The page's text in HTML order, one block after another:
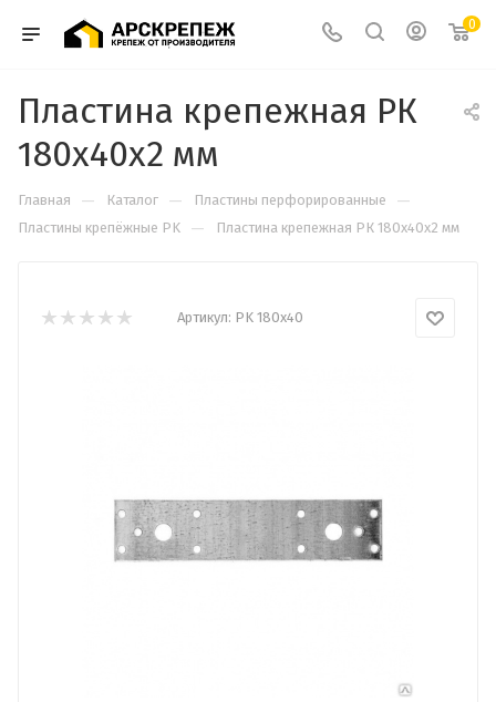
0
Пластина крепежная РК
180х40х2 мм
Главная — Каталог — Пластины перфорированные —
Пластины крепёжные PK — Пластина крепежная РК 180х40х2 мм
Артикул: PK 180x40